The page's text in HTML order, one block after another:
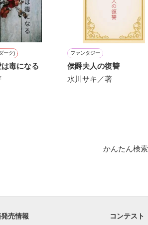
〜良かったら読んで頂けると嬉しいです。
作品を読む
ーク)
毒になる
ファンタジー
侯爵夫人の復讐
水川サキ／著
かんたん検
売情報 コンテスト